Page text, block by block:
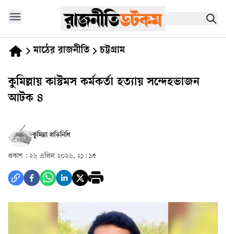
মাঠের রাজনীতি চট্টগ্রাম
কুমিল্লায় কাস্টমস কর্মকর্তা হত্যায় সন্দেহভাজন
আটক ৪
কুমিল্লা প্রতিনিধি
প্রকাশ : ২৬ এপ্রিল ২০২৬, ২১: ১৫